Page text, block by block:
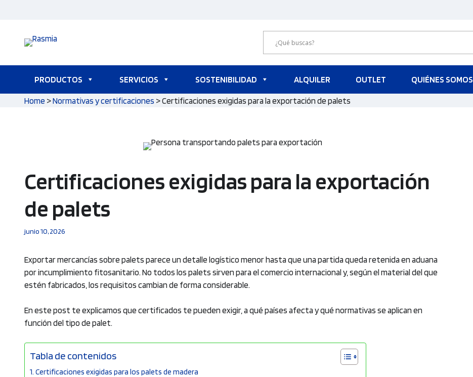
PRODUCTOS SERVICIOS SOSTENIBILIDAD ALQUILER OUTLET QUIÉNES SOMOS
Home >Normativas y certificaciones >Certificaciones exigidas para la exportación de palets
Certificaciones exigidas para la exportación
de palets
junio 10, 2026
Exportar mercancías sobre palets parece un detalle logístico menor hasta que una partida queda retenida en aduana
por incumplimiento fitosanitario. No todos los palets sirven para el comercio internacional y, según el material del que
estén fabricados, los requisitos cambian de forma considerable.
En este post te explicamos que certificados te pueden exigir, a qué países afecta y qué normativas se aplican en
función del tipo de palet.
Tabla de contenidos
Certificaciones exigidas para los palets de madera